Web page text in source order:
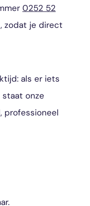
0252 52
zodat je direct
als er iets
staat onze
professioneel